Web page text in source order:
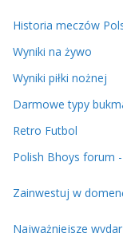
Historia meczów
Wyniki na żywo
Wyniki piłki nożnej
Darmowe typy
Retro Futbol
Polish Bhoys forum
Zainwestuj w
Najważniejsze